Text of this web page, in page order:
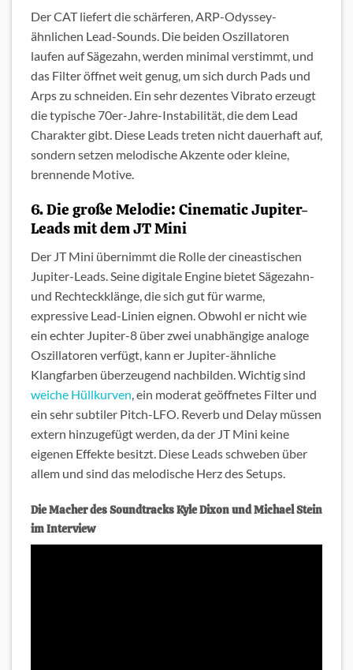
Der CAT liefert die schärferen, ARP-Odyssey-
ähnlichen Lead-Sounds. Die beiden Oszillatoren
laufen auf Sägezahn, werden minimal verstimmt, und
das Filter öffnet weit genug, um sich durch Pads und
Arps zu schneiden. Ein sehr dezentes Vibrato erzeugt
die typische 70er-Jahre-Instabilität, die dem Lead
Charakter gibt. Diese Leads treten nicht dauerhaft auf,
sondern setzen melodische Akzente oder kleine,
brennende Motive.
6. Die große Melodie: Cinematic Jupiter-
Leads mit dem JT Mini
Der JT Mini übernimmt die Rolle der cineastischen
Jupiter-Leads. Seine digitale Engine bietet Sägezahn-
und Rechteckklänge, die sich gut für warme,
expressive Lead-Linien eignen. Obwohl er nicht wie
ein echter Jupiter-8 über zwei unabhängige analoge
Oszillatoren verfügt, kann er Jupiter-ähnliche
Klangfarben überzeugend nachbilden. Wichtig sind
weiche Hüllkurven, ein moderat geöffnetes Filter und
ein sehr subtiler Pitch-LFO. Reverb und Delay müssen
extern hinzugefügt werden, da der JT Mini keine
eigenen Effekte besitzt. Diese Leads schweben über
allem und sind das melodische Herz des Setups.
Die Macher des Soundtracks Kyle Dixon und Michael Stein
im Interview